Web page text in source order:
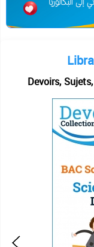
Devoirs,